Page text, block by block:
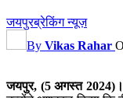
जयपुरब्रेकिंग न्यूज़
By Vikas Rahar
जयपुर, (5 अगस्त 2024)।